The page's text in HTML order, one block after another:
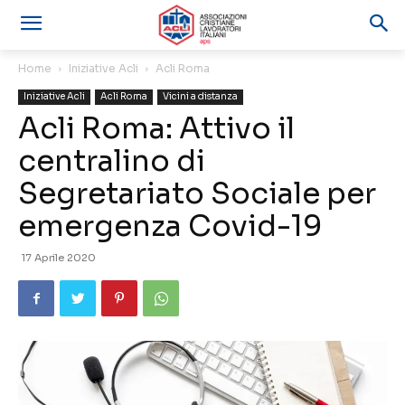
Home Iniziative Acli Acli Roma
Iniziative Acli Acli Roma Vicini a distanza
Acli Roma: Attivo il
centralino di
Segretariato Sociale per
emergenza Covid-19
17 Aprile 2020